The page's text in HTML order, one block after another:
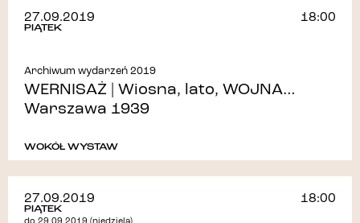
27.09.2019
PIĄTEK
18:00
Archiwum wydarzeń 2019
WERNISAŻ | Wiosna, lato, WOJNA…
Warszawa 1939
WOKÓŁ WYSTAW
27.09.2019
PIĄTEK
18:00